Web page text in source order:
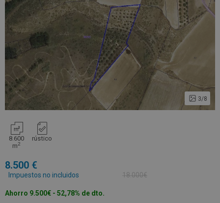
3/8
8.600
m2
rústico
8.500
Impuestos no incluidos 18.000€
Ahorro 9.500€ - 52,78% de dto.